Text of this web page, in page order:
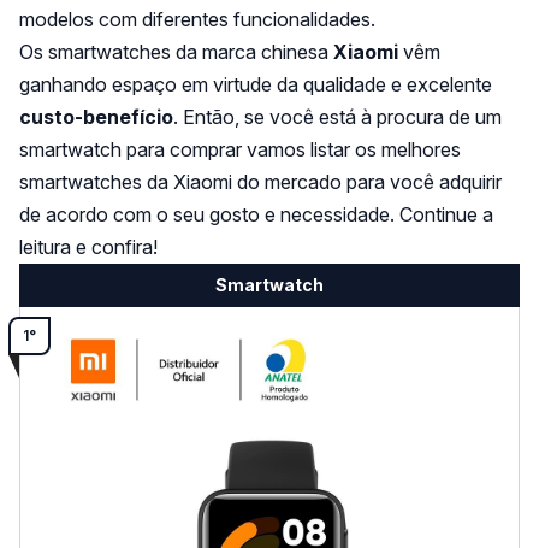
modelos com diferentes funcionalidades.
Os smartwatches da marca chinesa Xiaomi vêm
ganhando espaço em virtude da qualidade e excelente
custo-benefício. Então, se você está à procura de um
smartwatch para comprar vamos listar os melhores
smartwatches da Xiaomi do mercado para você adquirir
de acordo com o seu gosto e necessidade. Continue a
leitura e confira!
Smartwatch
1°